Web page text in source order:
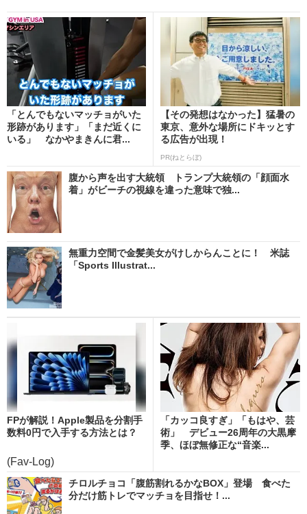
「とんでもないマッチョがいた
形跡があります」「まだ近くに
いる」 なかやまきんに君...
【その発想はなかった】猛暑の
東京、意外な場所にドキッとす
る広告が出現！
PR(ねとらぼ)
腹から声を出す大統領 トランプ大統領の「顔面水
着」がビーチの視線を違った意味で独...
無重力空間で金髪美女がけしからんことに！ 米誌
「Sports Illustrat...
FPが解説！Apple製品を分割手
数料0円で入手する方法とは？
(Fav-Log)
「カッコ良すぎ」「もはや、芸
術」 デビュー26周年の大黒摩
季、ほぼ無修正な“音楽...
チロルチョコ「腹筋割れるかなBOX」登場 食べた
分だけ筋トレでマッチョを目指せ！...